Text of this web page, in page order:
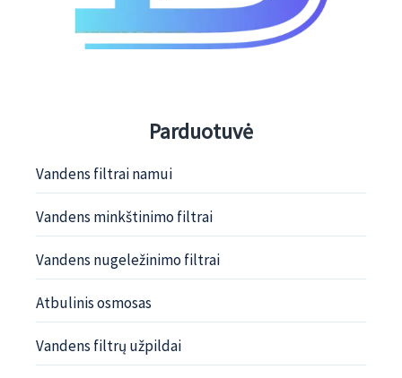
Parduotuvė
Vandens filtrai namui
Vandens minkštinimo filtrai
Vandens nugeležinimo filtrai
Atbulinis osmosas
Vandens filtrų užpildai